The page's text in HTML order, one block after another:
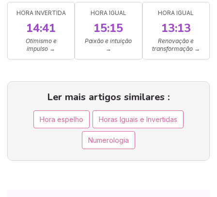
HORA INVERTIDA
14:41
Otimismo e
impulso →
HORA IGUAL
15:15
Paixão e intuição
→
HORA IGUAL
13:13
Renovação e
transformação→
Ler mais artigos similares :
Hora espelho Horas Iguais e Invertidas
Numerologia